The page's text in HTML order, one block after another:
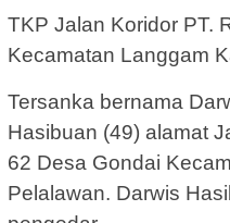
TKP Jalan Koridor PT.
Kecamatan Langgam
Tersanka bernama
Hasibuan (49) alamat
62 Desa Gondai
Pelalawan. Darwis